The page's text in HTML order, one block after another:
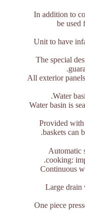
In addition to
be used
Unit to have
The special
All exterior
Water
Water basin is
Provided
baskets can
Automatic
cooking:
Continuous
Large drain
One piece